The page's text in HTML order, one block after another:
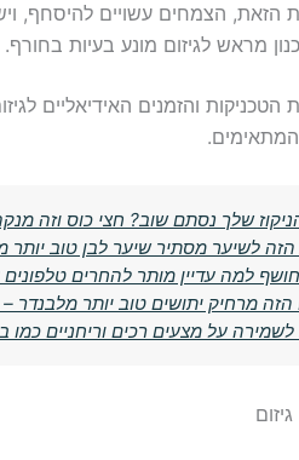
הזאת, הצמחים עשויים להיסחף,
מראש לגיזום מונע בעיות בחורף.
הטכניקות והזמנים האידיאליים
שלך נסתם שוב? חצי כוס וזה
לשיער מסתיר שיער לבן טוב יותר
למה עדיין מותר להחרים
מרחיק יתושים טוב יותר מלבנדר
לשמירה על מצעים רכים וריחניים כמו